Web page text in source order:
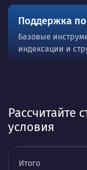
Поддержка
Базовые
индексации и
Рассчитайте
условия
Итого